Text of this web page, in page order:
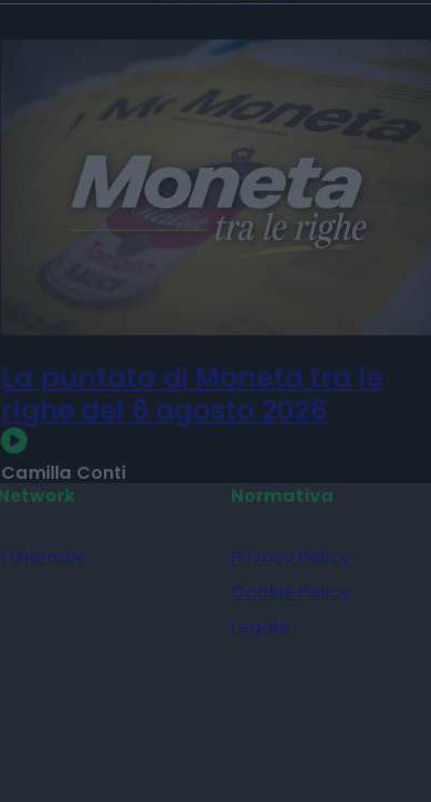
MULTIMEDIA
La puntata di Moneta tra le
righe del 6 agosto 2026
Camilla Conti
Normativa